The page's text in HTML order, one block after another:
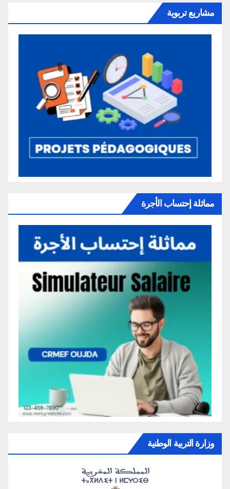
مشاريع تربوية
مماثلة إحتساب الأجرة
وزارة التربية الوطنية